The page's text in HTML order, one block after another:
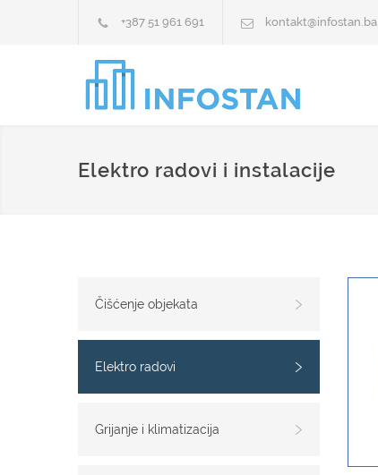
+387 51 961 691 kontakt@infostan.ba
Elektro radovi i instalacije
Čišćenje objekata
Elektro radovi
Grijanje i klimatizacija